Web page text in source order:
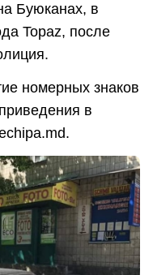
Буюканах, в
Topaz, после
номерных знаков
в